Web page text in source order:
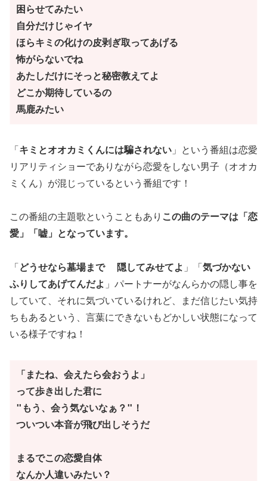
困らせてみたい
自分だけじゃイヤ
ほらキミの化けの皮剥ぎ取ってあげる
怖がらないでね
あたしだけにそっと秘密教えてよ
どこか期待しているの
馬鹿みたい
「 キミとオオカミくんには騙されない 」という番組は恋愛
リアリティショーでありながら恋愛をしない男子（オオカ
ミくん）が混じっているという番組です！
この番組の主題歌ということもあり この曲のテーマは「恋
愛」「嘘」となっています。
「 どうせなら墓場まで 隠してみせてよ 」「 気づかない
ふりしてあげてんだよ 」パートナーがなんらかの隠し事を
していて、それに気づいているけれど、まだ信じたい気持
ちもあるという、言葉にできないもどかしい状態になって
いる様子ですね！
「またね、会えたら会おうよ」
って歩き出した君に
"もう、会う気ないなぁ？"！
ついつい本音が飛び出しそうだ
まるでこの恋愛自体
なんか人違いみたい？